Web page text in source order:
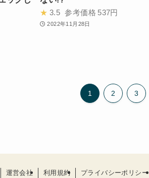
★ 3.5 参考価格 537円
2022年11月28日
1 2 3
運営会社 利用規約 プライバシーポリシー